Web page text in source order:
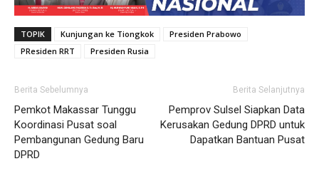
TOPIK Kunjungan ke Tiongkok
Presiden Prabowo
PResiden RRT
Presiden Rusia
Berita Sebelumnya
Pemkot Makassar Tunggu
Koordinasi Pusat soal
Pembangunan Gedung Baru
DPRD
Berita Selanjutnya
Pemprov Sulsel Siapkan Data
Kerusakan Gedung DPRD untuk
Dapatkan Bantuan Pusat